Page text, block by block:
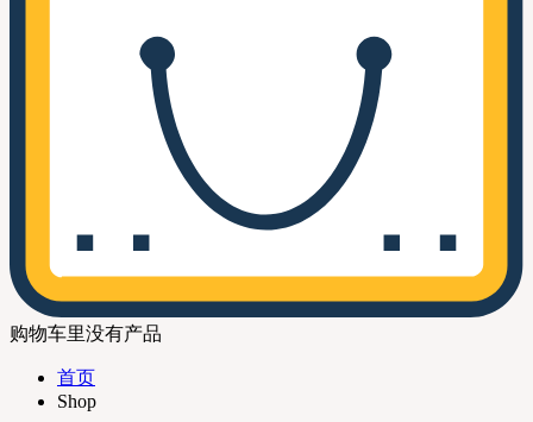
购物车里没有产品
首页
Shop